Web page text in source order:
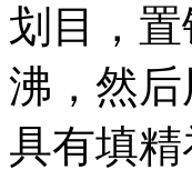
划目，
沸，然
具有填